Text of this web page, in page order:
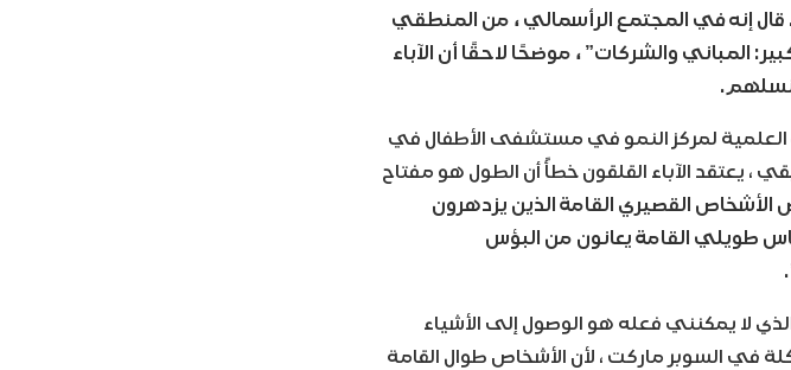
إنه في المجتمع الرأسمالي ، من المنطقي
والشركات” ، موضحًا لاحقًا أن الآباء
نسلهم.
العلمية لمركز النمو في مستشفى الأطفال في
، يعتقد الآباء القلقون خطأً أن الطول هو مفتاح
القصيري القامة الذين يزدهرون
طويلي القامة يعانون من البؤس
لا يمكنني فعله هو الوصول إلى الأشياء
في السوبر ماركت ، لأن الأشخاص طوال القامة